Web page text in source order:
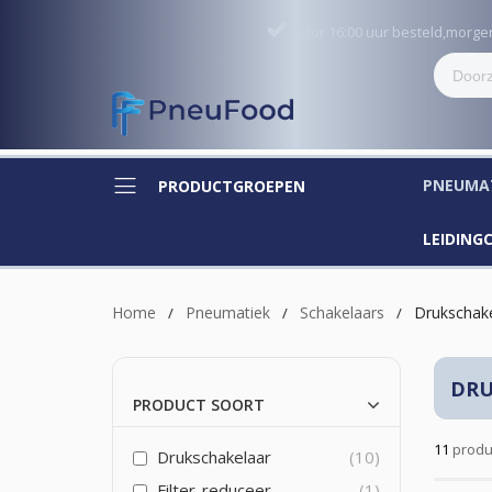
Voor 16:00 uur
PRODUCTGROEPEN
Home Pneumatiek Schakelaars
11
PRODUCT SOORT
Drukschakelaar
10